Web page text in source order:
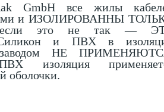
GmbH все жилы
и ИЗОЛИРОВАННЫ
это не так —
и ПВХ в
НЕ
изоляция
оболочки.